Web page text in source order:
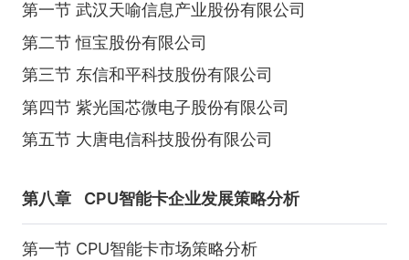
第一节 武汉天喻信息产业股份有限公司
第二节 恒宝股份有限公司
第三节 东信和平科技股份有限公司
第四节 紫光国芯微电子股份有限公司
第五节 大唐电信科技股份有限公司
第八章 CPU智能卡企业发展策略分析
第一节 CPU智能卡市场策略分析